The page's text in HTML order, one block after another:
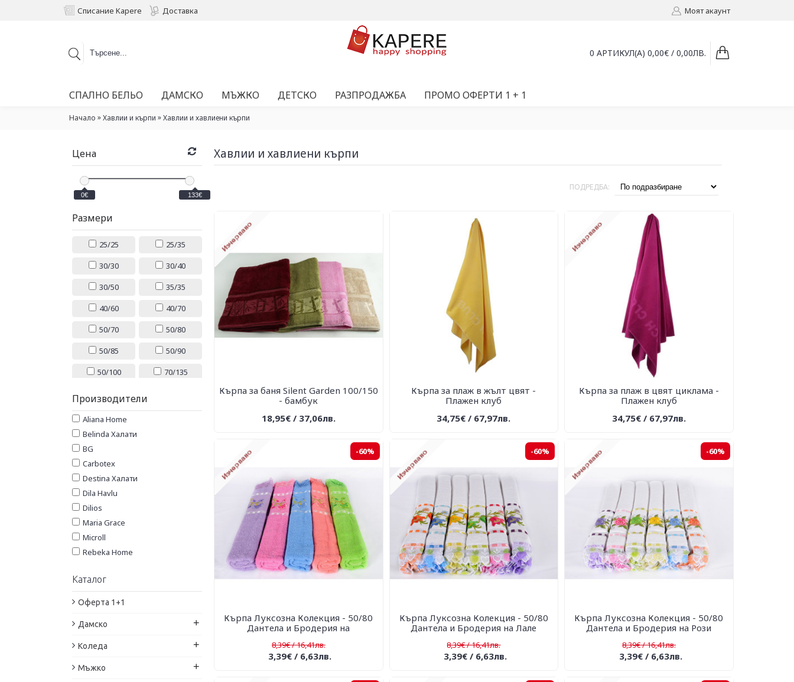
Списание Kapere Доставка Моят акаунт
0 АРТИКУЛ(А) 0,00€ / 0,00ЛВ.
СПАЛНО БЕЛЬО ДАМСКО МЪЖКО ДЕТСКО РАЗПРОДАЖБА ПРОМО ОФЕРТИ 1 + 1
Начало »Хавлии и кърпи »Хавлии и хавлиени кърпи
Цена
0€ 133€
Размери
25/25
25/35
30/30
30/40
30/50
35/35
40/60
40/70
50/70
50/80
50/85
50/90
50/100
70/135
90/140
90/145
90/160
ЦЯЛ
Производители
Aliana Home
Belinda Халати
BG
Carbotex
Destina Халати
Dila Havlu
Dilios
Maria Grace
Microll
Rebeka Home
Texpol
Zitex
Роксима Дрийм
Каталог
Оферта 1+1
Дамско +
Коледа +
Мъжко +
Хавлии и хавлиени кърпи
ПОДРЕДБА:
Кърпа за баня Silent Garden 100/150
- бамбук
18,95€ / 37,06лв.
Кърпа за плаж в жълт цвят -
Плажен клуб
34,75€ / 67,97лв.
Кърпа за плаж в цвят циклама -
Плажен клуб
34,75€ / 67,97лв.
-60%
Кърпа Луксозна Колекция - 50/80
Дантела и Бродерия на
8,39€ / 16,41лв.
3,39€ / 6,63лв.
-60%
Кърпа Луксозна Колекция - 50/80
Дантела и Бродерия на Лале
8,39€ / 16,41лв.
3,39€ / 6,63лв.
-60%
Кърпа Луксозна Колекция - 50/80
Дантела и Бродерия на Рози
8,39€ / 16,41лв.
3,39€ / 6,63лв.